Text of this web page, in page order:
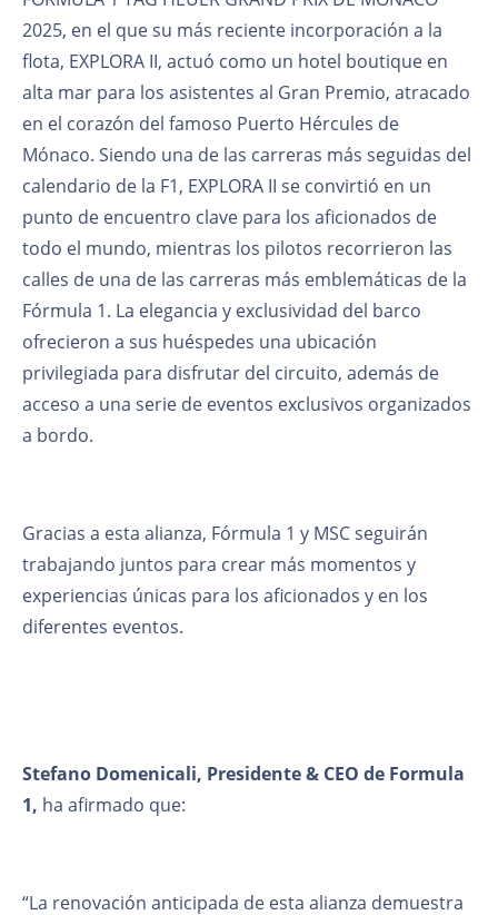
2025, en el que su más reciente incorporación a la
flota, EXPLORA II, actuó como un hotel boutique en
alta mar para los asistentes al Gran Premio, atracado
en el corazón del famoso Puerto Hércules de
Mónaco. Siendo una de las carreras más seguidas del
calendario de la F1, EXPLORA II se convirtió en un
punto de encuentro clave para los aficionados de
todo el mundo, mientras los pilotos recorrieron las
calles de una de las carreras más emblemáticas de la
Fórmula 1. La elegancia y exclusividad del barco
ofrecieron a sus huéspedes una ubicación
privilegiada para disfrutar del circuito, además de
acceso a una serie de eventos exclusivos organizados
a bordo.
Gracias a esta alianza, Fórmula 1 y MSC seguirán
trabajando juntos para crear más momentos y
experiencias únicas para los aficionados y en los
diferentes eventos.
Stefano Domenicali, Presidente & CEO de Formula
1, ha afirmado que:
“La renovación anticipada de esta alianza demuestra